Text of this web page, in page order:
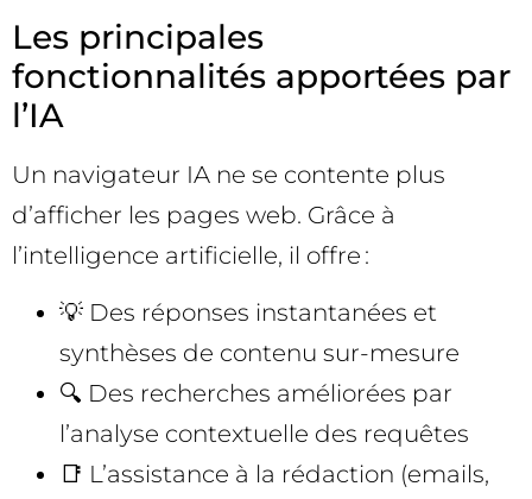
Les principales
fonctionnalités apportées par
l’IA
Un navigateur IA ne se contente plus
d’afficher les pages web. Grâce à
l’intelligence artificielle, il offre :
💡 Des réponses instantanées et
synthèses de contenu sur-mesure
🔍 Des recherches améliorées par
l’analyse contextuelle des requêtes
📑 L’assistance à la rédaction (emails,